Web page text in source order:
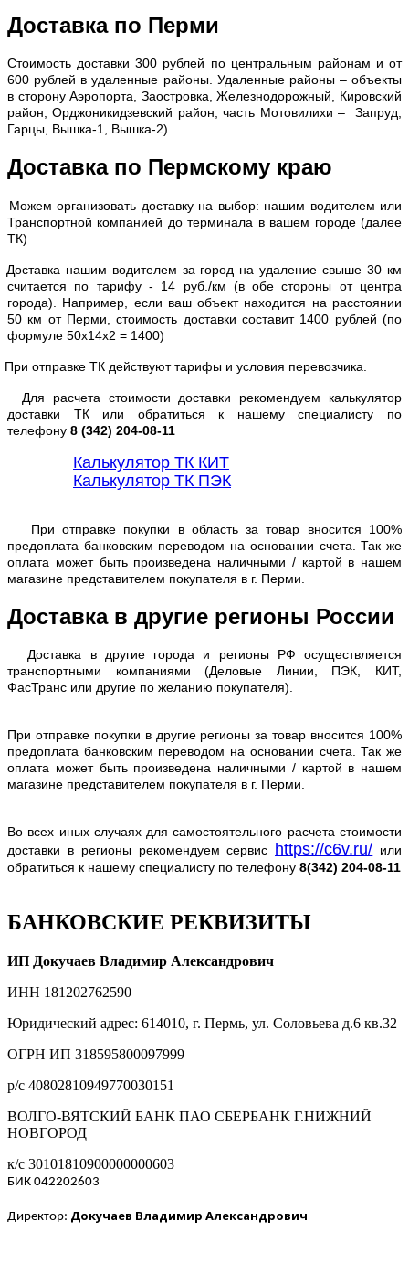
Доставка по Перми
Стоимость доставки 300 рублей по центральным районам и от
600 рублей в удаленные районы. Удаленные районы – объекты
в сторону Аэропорта, Заостровка, Железнодорожный, Кировский
район, Орджоникидзевский район, часть Мотовилихи – Запруд,
Гарцы, Вышка-1, Вышка-2)
Доставка по Пермскому краю
Можем организовать доставку на выбор: нашим водителем или
Транспортной компанией до терминала в вашем городе (далее
ТК)
Доставка нашим водителем за город на удаление свыше 30 км
считается по тарифу - 14 руб./км (в обе стороны от центра
города). Например, если ваш объект находится на расстоянии
50 км от Перми, стоимость доставки составит 1400 рублей (по
формуле 50х14х2 = 1400)
При отправке ТК действуют тарифы и условия перевозчика.
Для расчета стоимости доставки рекомендуем калькулятор
доставки ТК или обратиться к нашему специалисту по
телефону 8 (342) 204-08-11
Калькулятор ТК КИТ
Калькулятор ТК ПЭК
При отправке покупки в область за товар вносится 100%
предоплата банковским переводом на основании счета. Так же
оплата может быть произведена наличными / картой в нашем
магазине представителем покупателя в г. Перми.
Доставка в другие регионы России
Доставка в другие города и регионы РФ осуществляется
транспортными компаниями (Деловые Линии, ПЭК, КИТ,
ФасТранс или другие по желанию покупателя).
При отправке покупки в другие регионы за товар вносится 100%
предоплата банковским переводом на основании счета. Так же
оплата может быть произведена наличными / картой в нашем
магазине представителем покупателя в г. Перми.
Во всех иных случаях для самостоятельного расчета стоимости
доставки в регионы рекомендуем сервис
https://c6v.ru/ или
обратиться к нашему специалисту по телефону 8(342) 204-08-11
БАНКОВСКИЕ РЕКВИЗИТЫ
ИП Докучаев Владимир Александрович
ИНН 181202762590
Юридический адрес: 614010, г. Пермь, ул. Соловьева д.6 кв.32
ОГРН ИП 318595800097999
р/с 40802810949770030151
ВОЛГО-ВЯТСКИЙ БАНК ПАО СБЕРБАНК Г.НИЖНИЙ
НОВГОРОД
к/с 30101810900000000603
БИК 042202603
Директор: Докучаев Владимир Александрович